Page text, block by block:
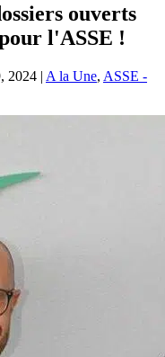
ouverts
l'ASSE !
2024 | A la Une, ASSE -